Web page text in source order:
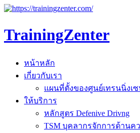
TrainingZenter
หน้าหลัก
เกี่ยวกับเรา
แผนที่ตั้งของศูนย์เทรนนิ่งเ
ให้บริการ
หลักสูตร Defenive Drivng
TSM บุคลากรจักการด้าน